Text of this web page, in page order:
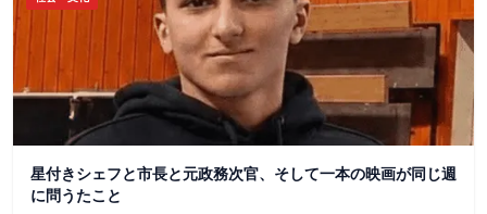
星付きシェフと市長と元政務次官、そして一本の映画が同じ週
に問うたこと